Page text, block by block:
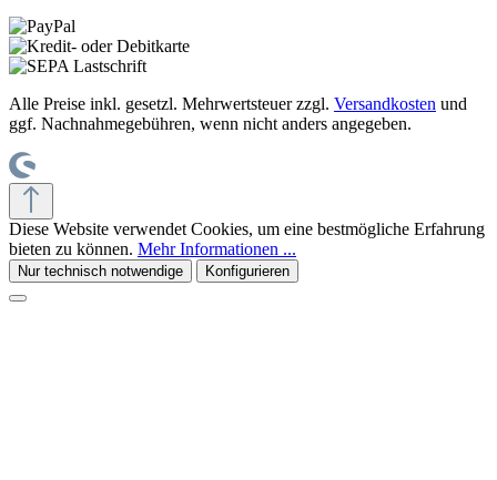
Alle Preise inkl. gesetzl. Mehrwertsteuer zzgl. Versandkosten und
ggf. Nachnahmegebühren, wenn nicht anders angegeben.
Diese Website verwendet Cookies, um eine bestmögliche Erfahrung
bieten zu können. Mehr Informationen ...
Nur technisch notwendige Konfigurieren